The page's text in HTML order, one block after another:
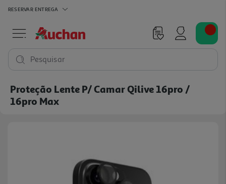
RESERVAR ENTREGA
Pesquisar
Proteção Lente P/ Camar Qilive 16pro /
16pro Max